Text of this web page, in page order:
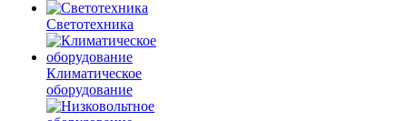
Светотехника
Климатическое
оборудование